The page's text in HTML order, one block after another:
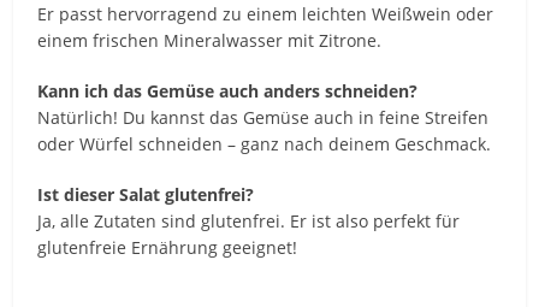
Er passt hervorragend zu einem leichten Weißwein oder
einem frischen Mineralwasser mit Zitrone.
Kann ich das Gemüse auch anders schneiden?
Natürlich! Du kannst das Gemüse auch in feine Streifen
oder Würfel schneiden – ganz nach deinem Geschmack.
Ist dieser Salat glutenfrei?
Ja, alle Zutaten sind glutenfrei. Er ist also perfekt für
glutenfreie Ernährung geeignet!